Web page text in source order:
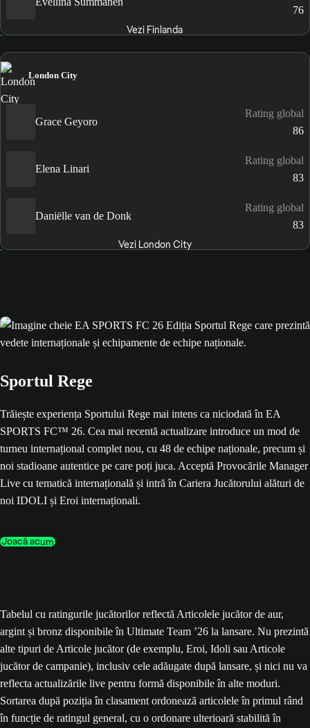
76
Vezi Finlanda
London City
Grace Geyoro
Rating global
86
Elena Linari
Rating global
83
Daniëlle van de Donk
Rating global
83
Vezi London City
Sportul Rege
Trăiește experiența Sportului Rege mai intens ca niciodată în EA
SPORTS FC™ 26. Cea mai recentă actualizare introduce un mod de
turneu internațional complet nou, cu 48 de echipe naționale, precum și
noi stadioane autentice pe care poți juca. Acceptă Provocările Manager
Live cu tematică internațională și intră în Cariera Jucătorului alături de
noi IDOLI și Eroi internaționali.
Joacă acum
Tabelul cu ratingurile jucătorilor reflectă Articolele jucător de aur,
argint și bronz disponibile în Ultimate Team ’26 la lansare. Nu prezintă
alte tipuri de Articole jucător (de exemplu, Eroi, Idoli sau Articole
jucător de campanie), inclusiv cele adăugate după lansare, și nici nu va
reflecta actualizările live pentru formă disponibile în alte moduri.
Sortarea după poziția în clasament ordonează articolele în primul rând
în funcție de ratingul general, cu o ordonare ulterioară stabilită în